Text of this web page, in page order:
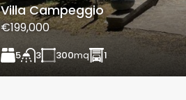
Villa Campeggio
€199,000
5 3 300mq 1